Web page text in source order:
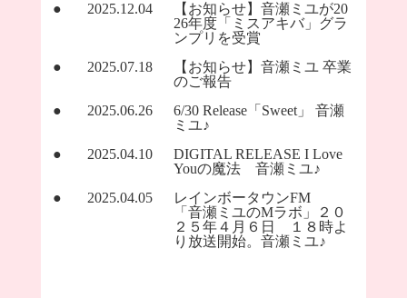
2025.12.04
【お知らせ】音瀬ミユが20
26年度「ミスアキバ」グラ
ンプリを受賞
2025.07.18
【お知らせ】音瀬ミユ 卒業
のご報告
2025.06.26
6/30 Release「Sweet」 音瀬
ミユ♪
2025.04.10
DIGITAL RELEASE I Love
Youの魔法 音瀬ミユ♪
2025.04.05
レインボータウンFM
「音瀬ミユのMラボ」２０
２５年４月６日 １８時よ
り放送開始。音瀬ミユ♪